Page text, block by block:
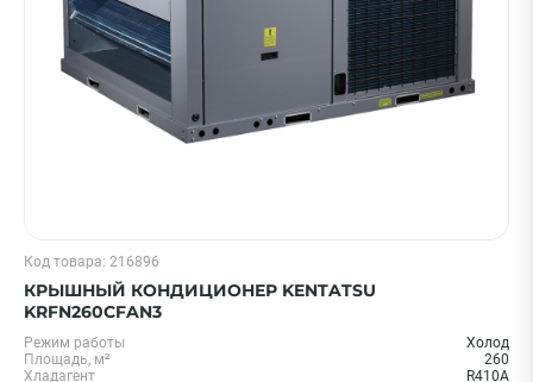
Код товара: 216896
КРЫШНЫЙ КОНДИЦИОНЕР KENTATSU
KRFN260CFAN3
Режим работы
Холод
Площадь, м²
260
Хладагент
R410A